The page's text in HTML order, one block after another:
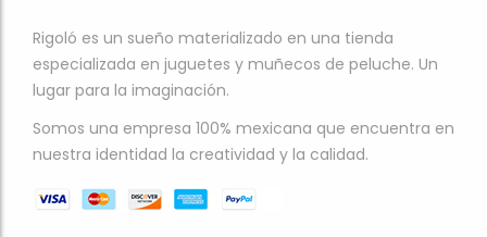
Rigoló es un sueño materializado en una tienda
especializada en juguetes y muñecos de peluche. Un
lugar para la imaginación.
Somos una empresa 100% mexicana que encuentra en
nuestra identidad la creatividad y la calidad.